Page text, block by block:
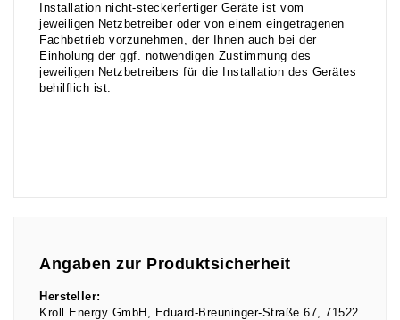
Installation nicht-steckerfertiger Geräte ist vom
jeweiligen Netzbetreiber oder von einem eingetragenen
Fachbetrieb vorzunehmen, der Ihnen auch bei der
Einholung der ggf. notwendigen Zustimmung des
jeweiligen Netzbetreibers für die Installation des Gerätes
behilflich ist.
Angaben zur Produktsicherheit
Hersteller:
Kroll Energy GmbH
Eduard-Breuninger-Straße 67
71522